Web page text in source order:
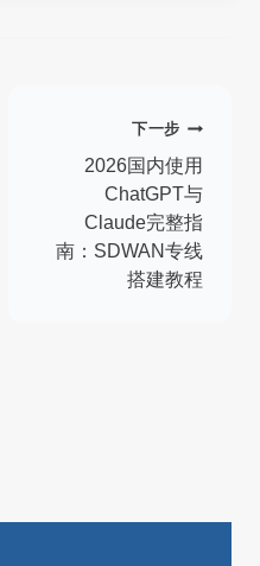
下一步
2026国内使用
ChatGPT与
Claude完整指
南：SDWAN专线
搭建教程